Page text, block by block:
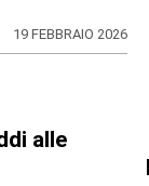
19 FEBBRAIO 2026
alle